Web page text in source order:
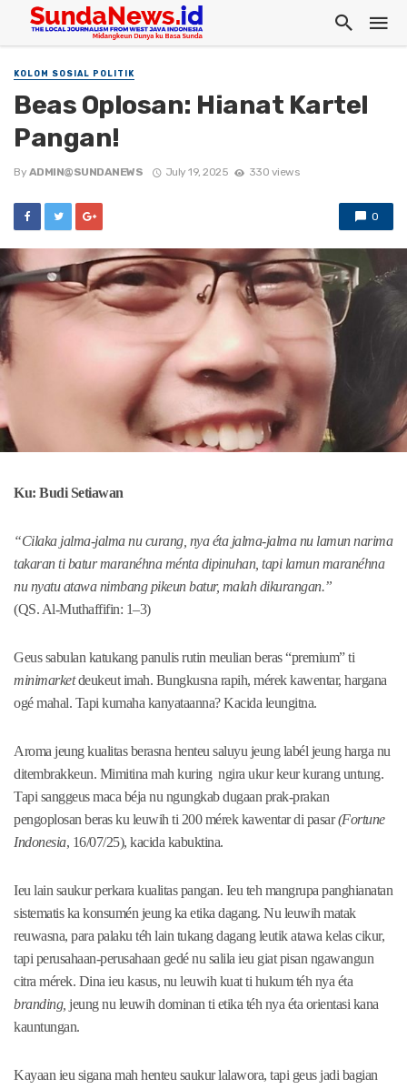
KOLOM SOSIAL POLITIK
Beas Oplosan: Hianat Kartel
Pangan!
By ADMIN@SUNDANEWS July 19, 2025 330 views
0
Ku: Budi Setiawan
“Cilaka jalma-jalma nu curang, nya éta jalma-jalma nu lamun narima
takaran ti batur maranéhna ménta dipinuhan, tapi lamun maranéhna
nu nyatu atawa nimbang pikeun batur, malah dikurangan.”
(QS. Al-Muthaffifin: 1–3)
Geus sabulan katukang panulis rutin meulian beras “premium” ti
minimarketdeukeut imah. Bungkusna rapih, mérek kawentar, hargana
ogé mahal. Tapi kumaha kanyataanna? Kacida leungitna.
Aroma jeung kualitas berasna henteu saluyu jeung labél jeung harga nu
ditembrakkeun. Mimitina mah kuring ngira ukur keur kurang untung.
Tapi sanggeus maca béja nu ngungkab dugaan prak-prakan
pengoplosan beras ku leuwih ti 200 mérek kawentar di pasar(Fortune
Indonesia, 16/07/25), kacida kabuktina.
Ieu lain saukur perkara kualitas pangan. Ieu teh mangrupa panghianatan
sistematis ka konsumén jeung ka etika dagang. Nu leuwih matak
reuwasna, para palaku téh lain tukang dagang leutik atawa kelas cikur,
tapi perusahaan-perusahaan gedé nu salila ieu giat pisan ngawangun
citra mérek. Dina ieu kasus, nu leuwih kuat ti hukum téh nya éta
branding, jeung nu leuwih dominan ti etika téh nya éta orientasi kana
kauntungan.
Kayaan ieu sigana mah henteu saukur lalawora, tapi geus jadi bagian